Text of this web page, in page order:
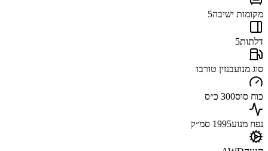
מקומות ישיבה5
דלתות5
סוג מנועבנזין טורבו
כוח סוס300 כ״ס
נפח מנוע1995 סמ״ק